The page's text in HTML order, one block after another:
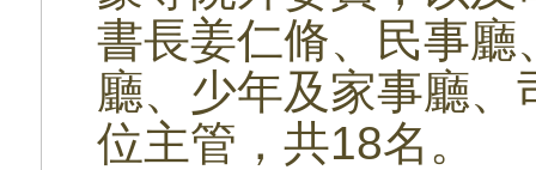
書長姜仁脩、民事
廳、少年及家事廳
位主管，共18名。